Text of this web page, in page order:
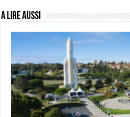
A lire aussi